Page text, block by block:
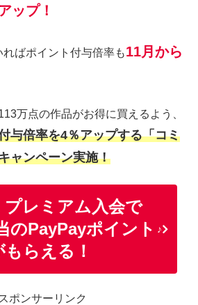
ップ！
ばポイント付与倍率も11月から
万点の作品がお得に買えるよう、
与倍率を4％アップする「コミ
ャンペーン実施！
レミアム入会で
のPayPayポイント
もらえる！
♪
スポンサーリンク